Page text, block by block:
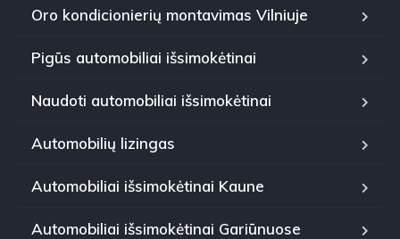
Oro kondicionierių montavimas Vilniuje
Pigūs automobiliai išsimokėtinai
Naudoti automobiliai išsimokėtinai
Automobilių lizingas
Automobiliai išsimokėtinai Kaune
Automobiliai išsimokėtinai Gariūnuose